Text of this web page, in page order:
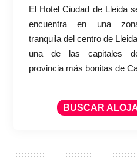
El Hotel Ciudad de Lleida
encuentra en una
tranquila del centro de
una de las capitales
provincia más bonitas de
BUSCAR